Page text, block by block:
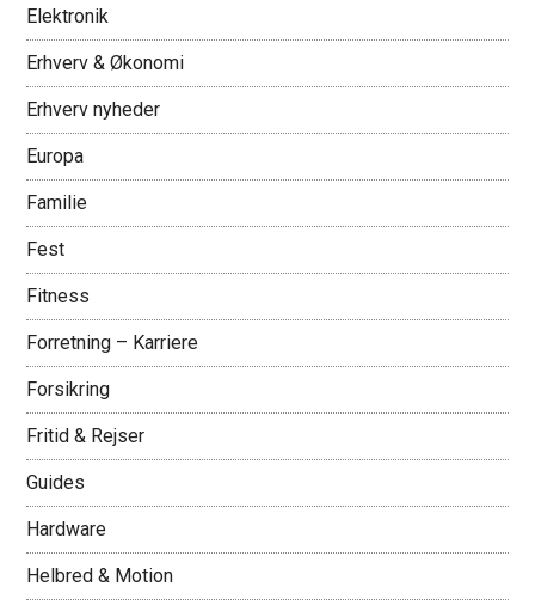
Elektronik
Erhverv & Økonomi
Erhverv nyheder
Europa
Familie
Fest
Fitness
Forretning – Karriere
Forsikring
Fritid & Rejser
Guides
Hardware
Helbred & Motion